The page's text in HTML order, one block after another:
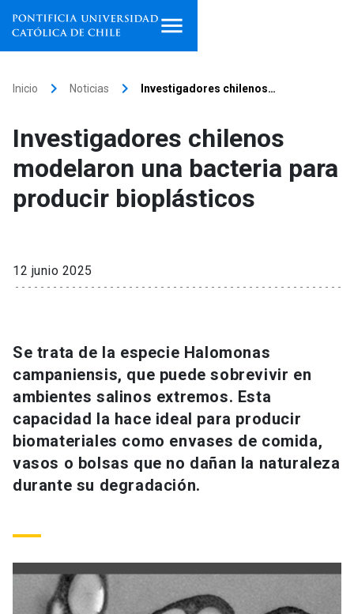
Facultades, escuelas e
institutos
Investigación
Extensión
Universidad
Información para keyboard_arrow_down
Futuros estudiantes
Estudiantes
Personal
Alumni launch
Go to english site launch
ACCESOS DIRECTOS
Correo UC
Inicio keyboard_arrow_right Noticias keyboard_arrow_right Investigadores chilenos…
Investigadores chilenos
modelaron una bacteria para
producir bioplásticos
12 junio 2025
Se trata de la especie Halomonas
campaniensis, que puede sobrevivir en
ambientes salinos extremos. Esta
capacidad la hace ideal para producir
biomateriales como envases de comida,
vasos o bolsas que no dañan la naturaleza
durante su degradación.